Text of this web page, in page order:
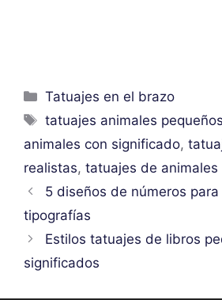
Categorías
Tatuajes en el brazo
Etiquetas
tatuajes animales pequeños
animales con significado,
realistas, tatuajes de animales
5 diseños de números
tipografías
Estilos tatuajes de libros
significados